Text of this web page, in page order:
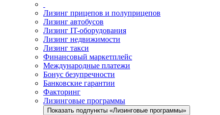
Лизинг прицепов и полуприцепов
Лизинг автобусов
Лизинг IT-оборудования
Лизинг недвижимости
Лизинг такси
Финансовый маркетплейс
Международные платежи
Бонус безупречности
Банковские гарантии
Факторинг
Лизинговые программы
Показать подпункты «Лизинговые программы»